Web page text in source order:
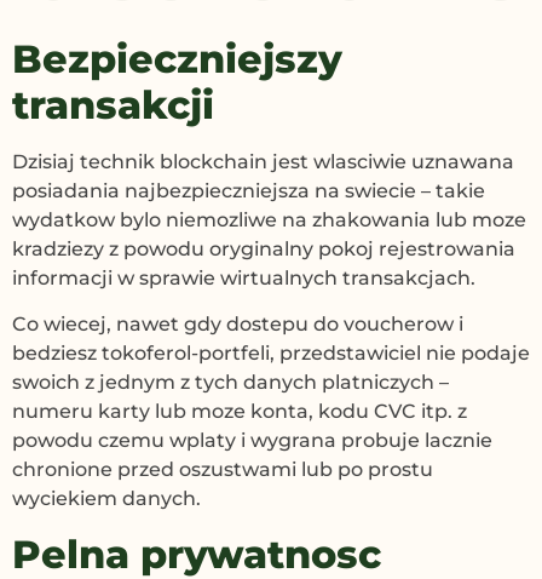
Bezpieczniejszy
transakcji
Dzisiaj technik blockchain jest wlasciwie uznawana
posiadania najbezpieczniejsza na swiecie – takie
wydatkow bylo niemozliwe na zhakowania lub moze
kradziezy z powodu oryginalny pokoj rejestrowania
informacji w sprawie wirtualnych transakcjach.
Co wiecej, nawet gdy dostepu do voucherow i
bedziesz tokoferol-portfeli, przedstawiciel nie podaje
swoich z jednym z tych danych platniczych –
numeru karty lub moze konta, kodu CVC itp. z
powodu czemu wplaty i wygrana probuje lacznie
chronione przed oszustwami lub po prostu
wyciekiem danych.
Pelna prywatnosc